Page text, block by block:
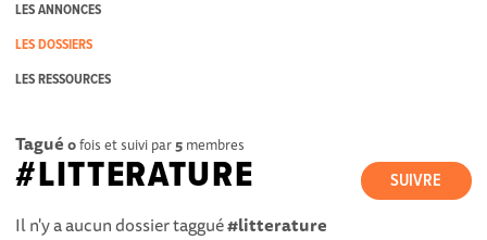
LES ANNONCES
LES DOSSIERS
LES RESSOURCES
Tagué 0fois et suivi par 5 membres
SUIVRE
#LITTERATURE
Il n'y a aucun dossier taggué#litterature